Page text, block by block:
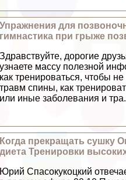
Упражнения для
гимнастика при грыже
Здравствуйте, дорогие
узнаете массу полезной
как тренироваться, чтобы не
травм спины, как
или иные заболевания и
Когда прекращать сушку
диета Тренировки
Юрий Спасокукоцкий